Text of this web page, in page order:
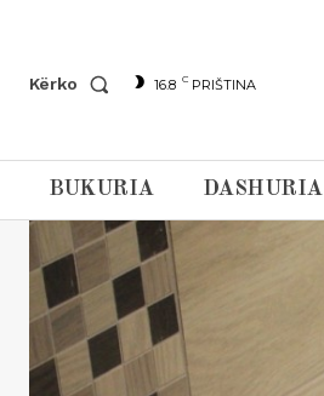
Kërko 16.8 C PRIŠTINA
BUKURIA DASHURIA